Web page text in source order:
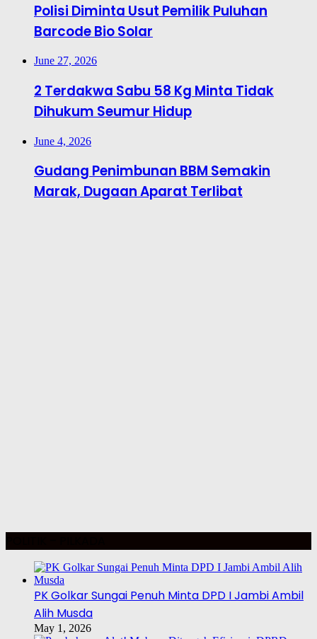
Polisi Diminta Usut Pemilik Puluhan
Barcode Bio Solar
June 27, 2026
2 Terdakwa Sabu 58 Kg Minta Tidak
Dihukum Seumur Hidup
June 4, 2026
Gudang Penimbunan BBM Semakin
Marak, Dugaan Aparat Terlibat
PK Golkar Sungai Penuh Minta DPD I Jambi Ambil
Alih Musda
May 1, 2026